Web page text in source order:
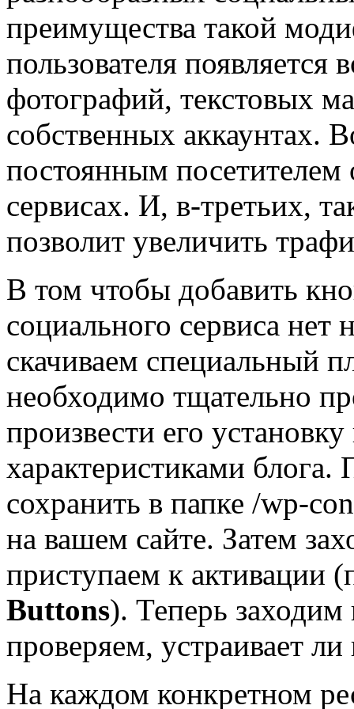
преимущества такой
пользователя
фотографий, текстовых
собственных аккаунтах.
постоянным
сервисах. И, в-третьих,
позволит увеличить
В том чтобы добавить
социального сервиса нет
скачиваем специальный
необходимо тщательно
произвести его
характеристиками блога.
сохранить в папке /wp-
на вашем сайте. Затем
приступаем к активации
Buttons). Теперь заходим
проверяем, устраивает
На каждом конкретном